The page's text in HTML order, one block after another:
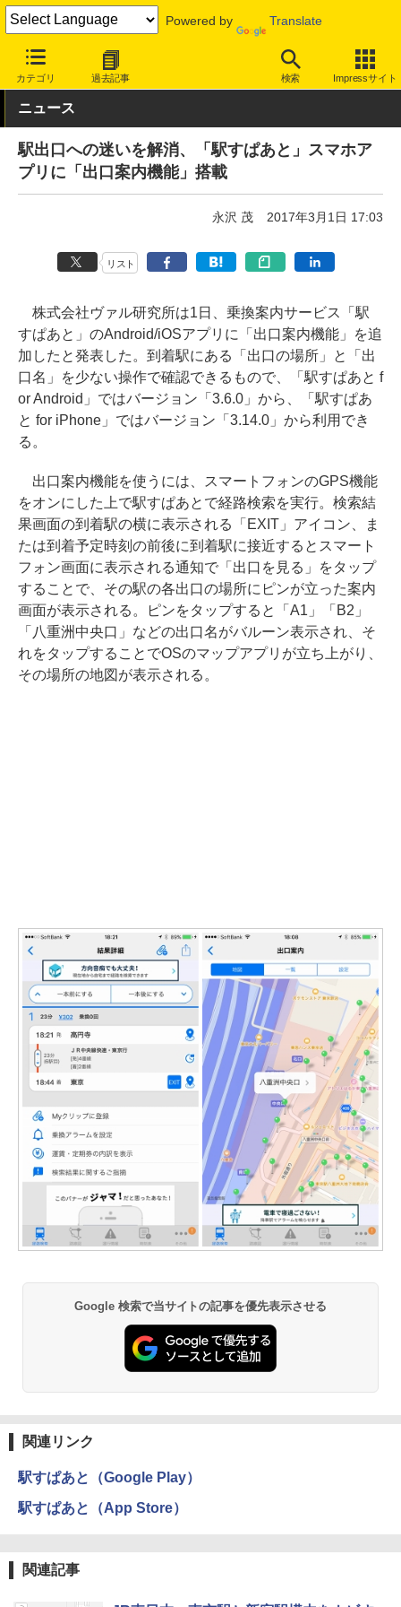
Powered by Translate
カテゴリ 過去記事 検索 Impressサイト
INTERNET Watch トピック
ニュース
駅出口への迷いを解消、「駅すぱあと」スマホア
プリに「出口案内機能」搭載
永沢 茂 2017年3月1日 17:03
リスト
株式会社ヴァル研究所は1日、乗換案内サービス「駅
すぱあと」のAndroid/iOSアプリに「出口案内機能」を追
加したと発表した。到着駅にある「出口の場所」と「出
口名」を少ない操作で確認できるもので、「駅すぱあと f
or Android」ではバージョン「3.6.0」から、「駅すぱあ
と for iPhone」ではバージョン「3.14.0」から利用でき
る。
出口案内機能を使うには、スマートフォンのGPS機能
をオンにした上で駅すぱあとで経路検索を実行。検索結
果画面の到着駅の横に表示される「EXIT」アイコン、ま
たは到着予定時刻の前後に到着駅に接近するとスマート
フォン画面に表示される通知で「出口を見る」をタップ
することで、その駅の各出口の場所にピンが立った案内
画面が表示される。ピンをタップすると「A1」「B2」
「八重洲中央口」などの出口名がバルーン表示され、そ
れをタップすることでOSのマップアプリが立ち上がり、
その場所の地図が表示される。
Google 検索で当サイトの記事を優先表示させる
関連リンク
駅すぱあと（Google Play）
駅すぱあと（App Store）
関連記事